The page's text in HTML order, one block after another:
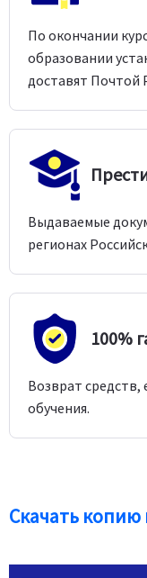
По окончании
образовании
доставят Почтой
Выдаваемые
регионах
100%
Возврат средств,
обучения.
Скачать